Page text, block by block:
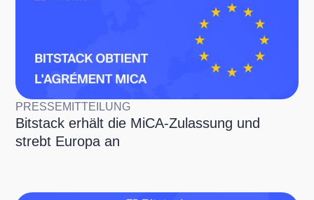
PRESSEMITTEILUNG
Bitstack erhält die MiCA-Zulassung und
strebt Europa an